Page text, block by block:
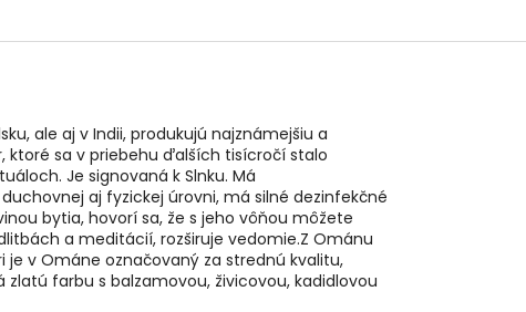
ale aj v Indii, produkujú najznámejšiu a
ktoré sa v priebehu ďalších tisícročí stalo
Je signovaná k Slnku. Má
aj fyzickej úrovni, má silné dezinfekčné
bytia, hovorí sa, že s jeho vôňou môžete
a meditácií, rozširuje vedomie.Z Ománu
je v Ománe označovaný za strednú kvalitu,
farbu s balzamovou, živicovou, kadidlovou